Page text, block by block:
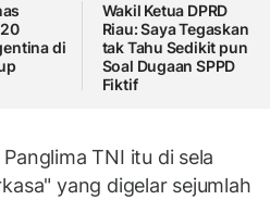
di
Wakil Ketua DPRD
Riau: Saya Tegaskan
tak Tahu Sedikit pun
Soal Dugaan SPPD
Fiktif
TNI itu di sela
yang digelar sejumlah